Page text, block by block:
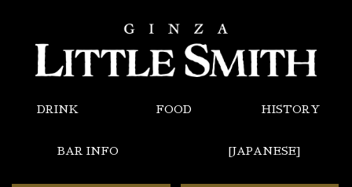
DRINK FOOD HISTORY
BAR INFO [JAPANESE]